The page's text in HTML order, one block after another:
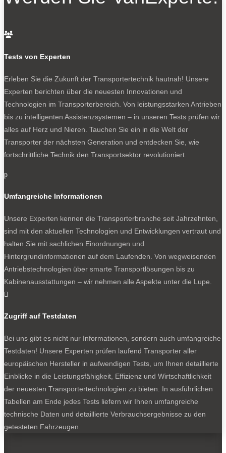
Campingplatz gerade aus. Vom Induktions-Herd über die
steht alles bereits für einen gediegenen Urlaub auf
Gesamtmasse.Deddle hat nach eigener Angabe im
davon rund 3000 Einheiten exportiert. Die Marke sieht
sich – die Preise zeigen – in der Luxusklasse.
Wohnmobile von Deddle: Das sind echte China-Kracher.
0
Es geht auch günstiger: Deddle Easy Tour für 149 000 Euro.
Inklusive Waschmaschine und Trockner.

Tests von Experten
Erleben Sie die Zukunft der Transportertechnik hautnah! Unsere
Experten berichten über die neuesten Innovationen und
Technologien im Transporterbereich. Von leistungsstarken Antrieben
bis zu intelligenten Assistenzsystemen – in unseren Tests prüfen wir
alles auf Herz und Nieren. Tauchen Sie ein in die Welt der
Transporter der nächsten Generation und entdecken Sie, wie
fortschrittliche Technik den Transportsektor revolutioniert.
p
Umfangreiche Informationen
Unsere Experten kennen die Transporterbranche seit Jahrzehnten,
sind mit den aktuellen Technologien und Entwicklungen vertraut und
halten Sie mit sachlichen Einordnungen und
Hintergrundinformationen auf dem Laufenden. Von wegweisenden
Antriebstechnologien über smarte Transportlösungen bis zu
Kabinenausstattungen – wir nehmen alle Aspekte unter die Lupe.

Zugriff auf Testdaten
Bei uns gibt es nicht nur Informationen, sondern auch umfangreiche
Testdaten! Unsere Experten prüfen laufend Transporter aller
europäischen Hersteller in aufwendigen Tests, um Ihnen detaillierte
Einblicke in die Leistungsfähigkeit, Effizienz und Wirtschaftlichkeit
der neuesten Transportertechnologien zu bieten. In ausführlichen
Tabellen am Ende jedes Tests liefern wir Ihnen umfangreiche
technische Daten und detaillierte Verbrauchsergebnisse zu den
getesteten Fahrzeugen.